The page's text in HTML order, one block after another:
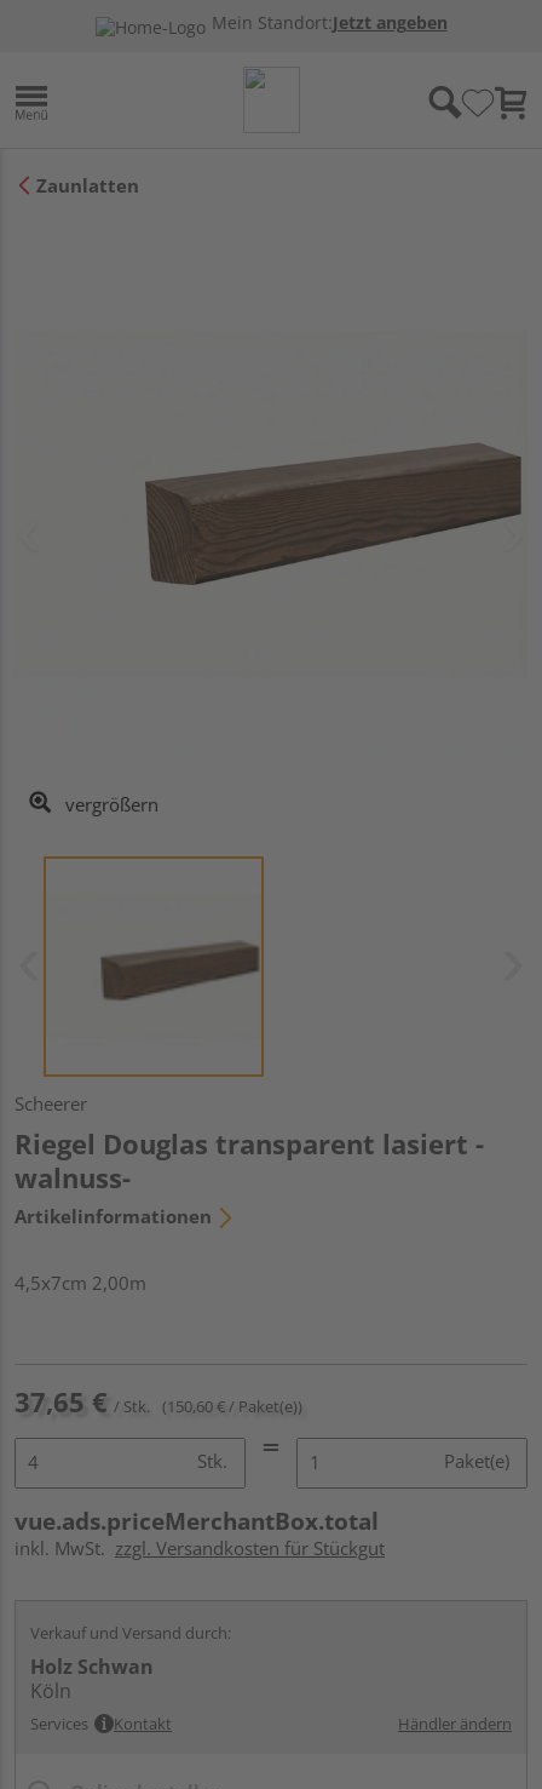
Mein Standort:Jetzt angeben
Zaunlatten
vergrößern
Scheerer
Riegel Douglas transparent lasiert -
walnuss-
Artikelinformationen
4,5x7cm 2,00m
37,65 € / Stk. (150,60 € / Paket(e))
Stk. Paket(e)
vue.ads.priceMerchantBox.total
inkl. MwSt. zzgl. Versandkosten für Stückgut
Verkauf und Versand durch:
Holz Schwan
Köln
Services Kontakt Händler ändern